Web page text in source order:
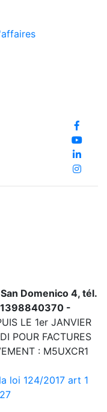
Domenico 4, tél.
-
LE 1er JANVIER
POUR FACTURES
: M5UXCR1
loi 124/2017 art 1